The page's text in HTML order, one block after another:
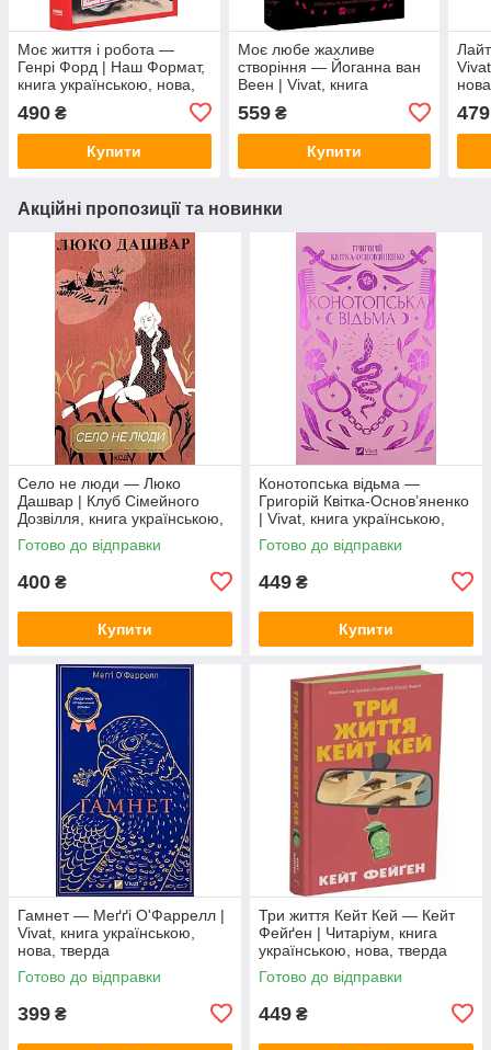
Моє життя і робота —
Генрі Форд | Наш Формат,
книга українською, нова,
490 ₴
Купити
Моє любе жахливе
створіння — Йоганна ван
Веен | Vivat, книга
українською, нова, тверда
559₴
Купити
479
Акційні пропозиції та новинки
Село не люди — Люко
Дашвар | Клуб Сімейного
Дозвілля, книга українською,
нова, тверда
Готово до відправки
400 ₴
Купити
Конотопська відьма —
Григорій Квітка-Основ’яненко
| Vivat, книга українською,
нова, тверда
Готово до відправки
449 ₴
Купити
Гамнет — Меґґі О'Фаррелл |
Vivat, книга українською,
нова, тверда
Готово до відправки
399 ₴
Три життя Кейт Кей — Кейт
Фейґен | Читаріум, книга
українською, нова, тверда
Готово до відправки
449 ₴